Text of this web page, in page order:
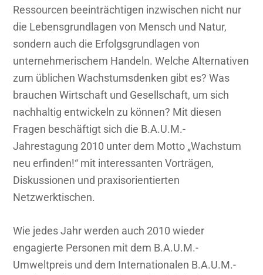
Ressourcen beeinträchtigen inzwischen nicht nur
die Lebensgrundlagen von Mensch und Natur,
sondern auch die Erfolgsgrundlagen von
unternehmerischem Handeln. Welche Alternativen
zum üblichen Wachstumsdenken gibt es? Was
brauchen Wirtschaft und Gesellschaft, um sich
nachhaltig entwickeln zu können? Mit diesen
Fragen beschäftigt sich die B.A.U.M.-
Jahrestagung 2010 unter dem Motto „Wachstum
neu erfinden!“ mit interessanten Vorträgen,
Diskussionen und praxisorientierten
Netzwerktischen.
Wie jedes Jahr werden auch 2010 wieder
engagierte Personen mit dem B.A.U.M.-
Umweltpreis und dem Internationalen B.A.U.M.-